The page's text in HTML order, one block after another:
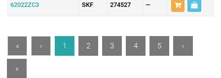
62022ZC3 SKF 274527 —
« ‹ 1 2 3 4 5 ›
»